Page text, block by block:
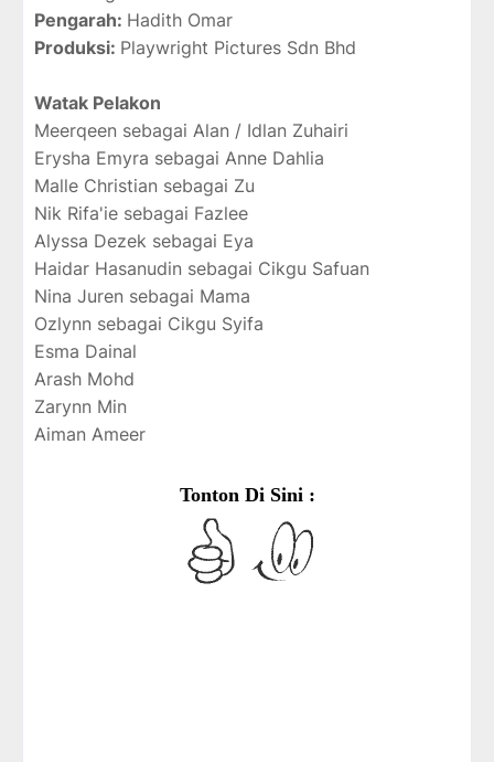
Pengarah: Hadith Omar
Produksi: Playwright Pictures Sdn Bhd
Watak Pelakon
Meerqeen sebagai Alan / Idlan Zuhairi
Erysha Emyra sebagai Anne Dahlia
Malle Christian sebagai Zu
Nik Rifa'ie sebagai Fazlee
Alyssa Dezek sebagai Eya
Haidar Hasanudin sebagai Cikgu Safuan
Nina Juren sebagai Mama
Ozlynn sebagai Cikgu Syifa
Esma Dainal
Arash Mohd
Zarynn Min
Aiman Ameer
Tonton Di Sini :